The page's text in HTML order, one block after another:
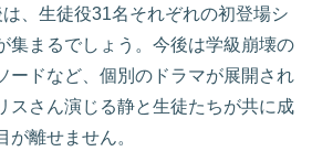
、生徒役31名それぞれの初登場シ
集まるでしょう。今後は学級崩壊の
ードなど、個別のドラマが展開され
スさん演じる静と生徒たちが共に成
離せません。